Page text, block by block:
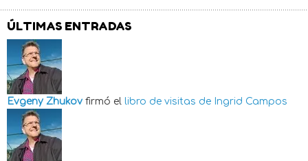
ÚLTIMAS ENTRADAS
Evgeny Zhukov firmó el libro de visitas de Ingrid Campos